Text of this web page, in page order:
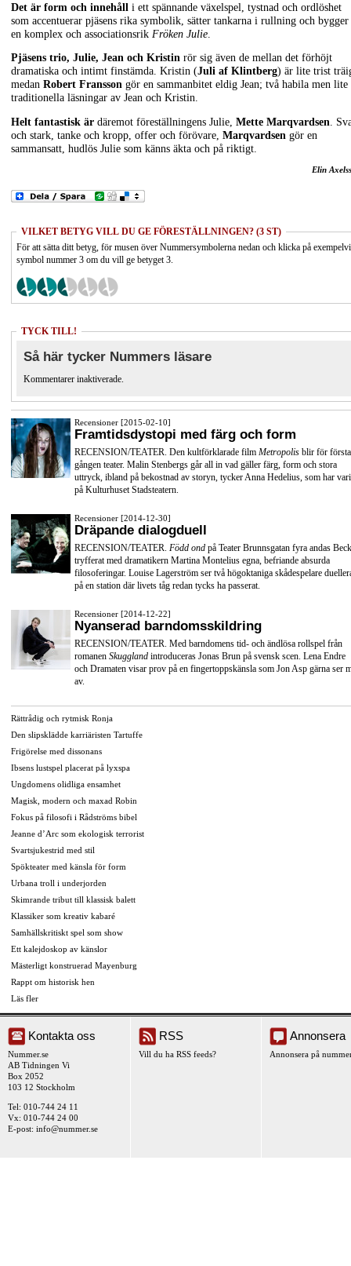
Det är form och innehåll i ett spännande växelspel, tystnad och ordlöshet
som accentuerar pjäsens rika symbolik, sätter tankarna i rullning och bygger
en komplex och associationsrik Fröken Julie
Pjäsens trio, Julie, Jean och Kristin rör sig även de mellan det förhöjt
dramatiska och intimt finstämda. Kristin (Juli af Klintberg) är lite trist
medan Robert Fransson gör en sammanbitet eldig Jean; två habila men lite
traditionella läsningar av Jean och Kristin.
Helt fantastisk är däremot föreställningens Julie, Mette Marqvardsen .
och stark, tanke och kropp, offer och förövare, Marqvardsen gör en
sammansatt, hudlös Julie som känns äkta och på riktigt.
Elin
VILKET BETYG VILL DU GE FÖRESTÄLLNINGEN? (3 ST)
För att sätta ditt betyg, för musen över Nummersymbolerna nedan och klicka på
symbol nummer 3 om du vill ge betyget 3.
TYCK TILL!
Så här tycker Nummers läsare
Kommentarer inaktiverade.
Recensioner [2015-02-10]
Framtidsdystopi med färg och form
RECENSION/TEATER. Den kultförklarade film Metropolis blir för första
gången teater. Malin Stenbergs går all in vad gäller färg, form och stora
uttryck, ibland på bekostnad av storyn, tycker Anna Hedelius, som har
på Kulturhuset Stadsteatern.
Recensioner [2014-12-30]
Dräpande dialogduell
RECENSION/TEATER. Född ond på Teater Brunnsgatan fyra andas
tryfferat med dramatikern Martina Montelius egna, befriande absurda
filosoferingar. Louise Lagerström ser två högoktaniga skådespelare
på en station där livets tåg redan tycks ha passerat.
Recensioner [2014-12-22]
Nyanserad barndomsskildring
RECENSION/TEATER. Med barndomens tid- och ändlösa rollspel från
romanen Skuggland introduceras Jonas Brun på svensk scen. Lena Endre
och Dramaten visar prov på en fingertoppskänsla som Jon Asp gärna ser
av.
Rättrådig och rytmisk Ronja
Den slipsklädde karriäristen Tartuffe
Frigörelse med dissonans
Ibsens lustspel placerat på lyxspa
Ungdomens olidliga ensamhet
Magisk, modern och maxad Robin
Fokus på filosofi i Rådströms bibel
Jeanne d’Arc som ekologisk terrorist
Svartsjukestrid med stil
Spökteater med känsla för form
Urbana troll i underjorden
Skimrande tribut till klassisk balett
Klassiker som kreativ kabaré
Samhällskritiskt spel som show
Ett kalejdoskop av känslor
Mästerligt konstruerad Mayenburg
Rappt om historisk hen
Läs fler
Kontakta oss
Nummer.se
AB Tidningen Vi
Box 2052
103 12 Stockholm
Tel: 010-744 24 11
Vx: 010-744 24 00
E-post: info@nummer.se
RSS
Vill du ha RSS feeds?
Annonsera
Annonsera på